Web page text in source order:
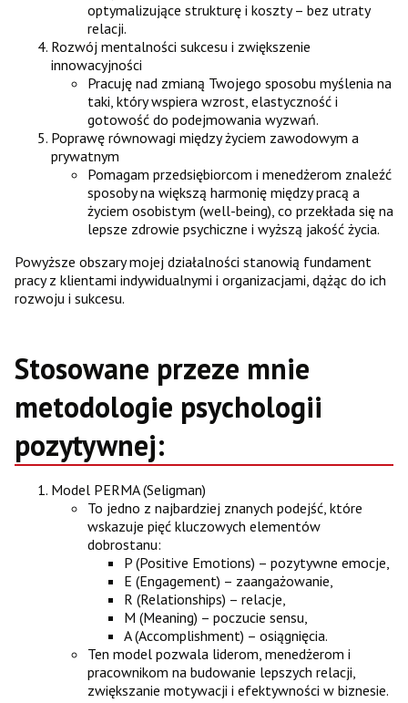
optymalizujące strukturę i koszty – bez utraty
relacji.
Rozwój mentalności sukcesu i zwiększenie
innowacyjności
Pracuję nad zmianą Twojego sposobu myślenia na
taki, który wspiera wzrost, elastyczność i
gotowość do podejmowania wyzwań.
Poprawę równowagi między życiem zawodowym a
prywatnym
Pomagam przedsiębiorcom i menedżerom znaleźć
sposoby na większą harmonię między pracą a
życiem osobistym (well-being), co przekłada się na
lepsze zdrowie psychiczne i wyższą jakość życia.
Powyższe obszary mojej działalności stanowią fundament
pracy z klientami indywidualnymi i organizacjami, dążąc do ich
rozwoju i sukcesu.
Stosowane przeze mnie
metodologie psychologii
pozytywnej:
Model PERMA (Seligman)
To jedno z najbardziej znanych podejść, które
wskazuje pięć kluczowych elementów
dobrostanu:
P (Positive Emotions) – pozytywne emocje,
E (Engagement) – zaangażowanie,
R (Relationships) – relacje,
M (Meaning) – poczucie sensu,
A (Accomplishment) – osiągnięcia.
Ten model pozwala liderom, menedżerom i
pracownikom na budowanie lepszych relacji,
zwiększanie motywacji i efektywności w biznesie.